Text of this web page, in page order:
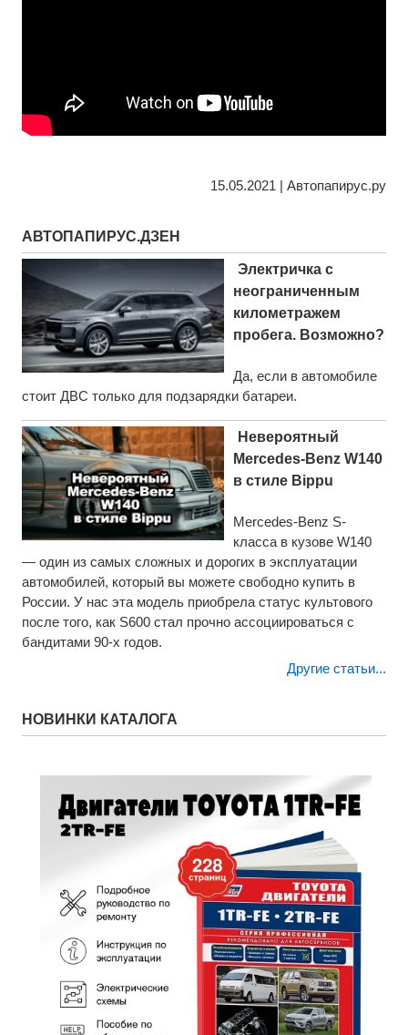
15.05.2021 | Автопапирус.ру
АВТОПАПИРУС.ДЗЕН
Электричка с
неограниченным
километражем
пробега. Возможно?
Да, если в автомобиле
стоит ДВС только для подзарядки батареи.
Невероятный
Mercedes-Benz W140
в стиле Bippu
Mercedes-Benz S-
класса в кузове W140
— один из самых сложных и дорогих в эксплуатации
автомобилей, который вы можете свободно купить в
России. У нас эта модель приобрела статус культового
после того, как S600 стал прочно ассоциироваться с
бандитами 90-х годов.
Другие статьи...
НОВИНКИ КАТАЛОГА